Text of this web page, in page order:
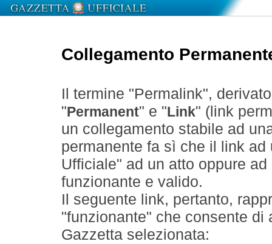
Collegamento
Il termine "Permalink",
" Permanent" e " Link" (link
un collegamento stabile ad
permanente fa sì che il link
Ufficiale" ad un atto oppure
funzionante e valido.
Il seguente link, pertanto,
"funzionante" che consente
Gazzetta selezionata: